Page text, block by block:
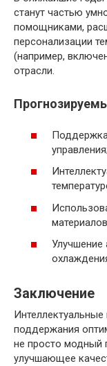
станут частью
помощниками,
персонализации
(например,
отрасли.
управления;
Улучшение
Заключение
поддержания
не просто модный
улучшающее